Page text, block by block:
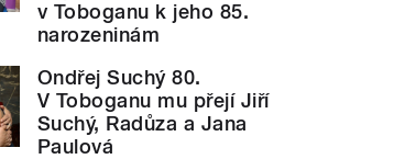
v Toboganu k jeho 85.
narozeninám
Ondřej Suchý 80.
V Toboganu mu přejí Jiří
Suchý, Radůza a Jana
Paulová